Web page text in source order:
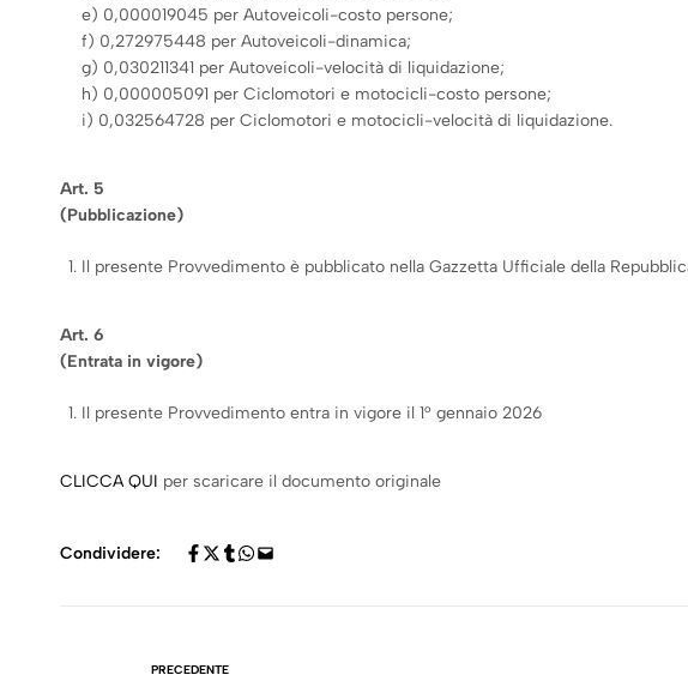
e) 0,000019045 per Autoveicoli-costo persone;
f) 0,272975448 per Autoveicoli-dinamica;
g) 0,030211341 per Autoveicoli-velocità di liquidazione;
h) 0,000005091 per Ciclomotori e motocicli-costo persone;
i) 0,032564728 per Ciclomotori e motocicli-velocità di liquidazione.
Art. 5
(Pubblicazione)
Il presente Provvedimento è pubblicato nella Gazzetta Ufficiale della
Art. 6
(Entrata in vigore)
Il presente Provvedimento entra in vigore il 1° gennaio 2026
CLICCA QUI per scaricare il documento originale
Condividere:
PRECEDENTE